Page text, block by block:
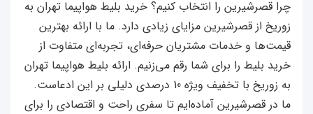
چرا قصرشیرین را انتخاب کنیم؟ خرید بلیط هواپیما تهران به
زوریخ از قصرشیرین مزایای زیادی دارد. ما با ارائه بهترین
قیمت‌ها و خدمات مشتریان حرفه‌ای، تجربه‌ای متفاوت از
خرید بلیط را برای شما رقم می‌زنیم. ارائه بلیط هواپیما تهران
به زوریخ با تخفیف ویژه 10 درصدی دلیلی بر این ادعاست.
ما در قصرشیرین آماده‌ایم تا سفری راحت و اقتصادی را برای